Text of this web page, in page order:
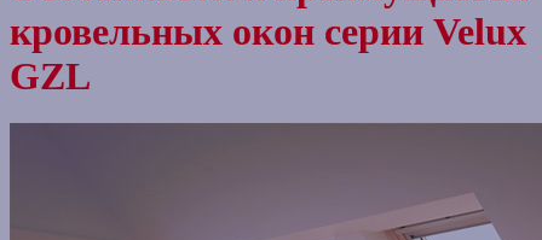
кровельных окон серии Velux
GZL